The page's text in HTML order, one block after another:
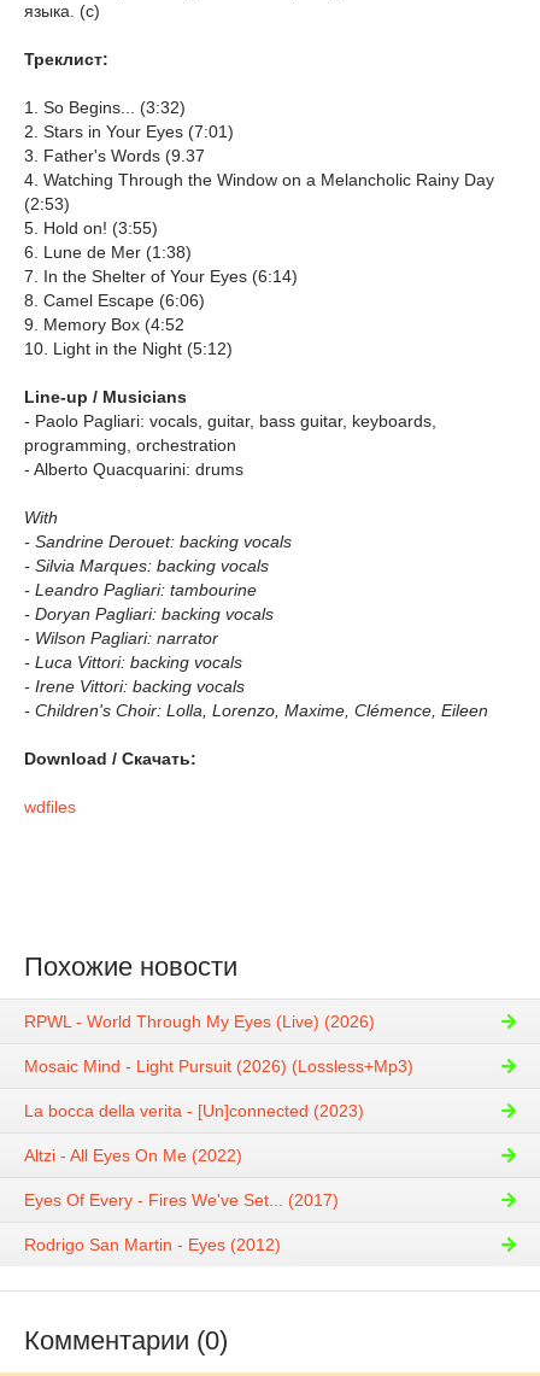
языка. (c)
Треклист:
1. So Begins... (3:32)
2. Stars in Your Eyes (7:01)
3. Father's Words (9.37
4. Watching Through the Window on a Melancholic Rainy Day
(2:53)
5. Hold on! (3:55)
6. Lune de Mer (1:38)
7. In the Shelter of Your Eyes (6:14)
8. Camel Escape (6:06)
9. Memory Box (4:52
10. Light in the Night (5:12)
Line-up / Musicians
- Paolo Pagliari: vocals, guitar, bass guitar, keyboards,
programming, orchestration
- Alberto Quacquarini: drums
With
- Sandrine Derouet: backing vocals
- Silvia Marques: backing vocals
- Leandro Pagliari: tambourine
- Doryan Pagliari: backing vocals
- Wilson Pagliari: narrator
- Luca Vittori: backing vocals
- Irene Vittori: backing vocals
- Children's Choir: Lolla, Lorenzo, Maxime, Clémence, Eileen
Download / Скачать:
wdfiles
Похожие новости
RPWL - World Through My Eyes (Live) (2026)
Mosaic Mind - Light Pursuit (2026) (Lossless+Mp3)
La bocca della verita - [Un​]​connected (2023)
Altzi - All Eyes On Me (2022)
Eyes Of Every - Fires We've Set​... (2017)
Rodrigo San Martin - Eyes (2012)
Комментарии (0)